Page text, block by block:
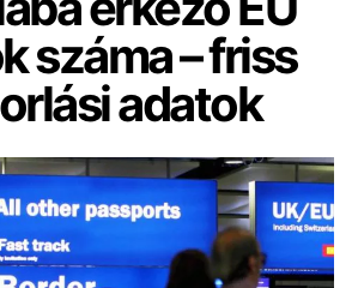
száma – friss
adatok